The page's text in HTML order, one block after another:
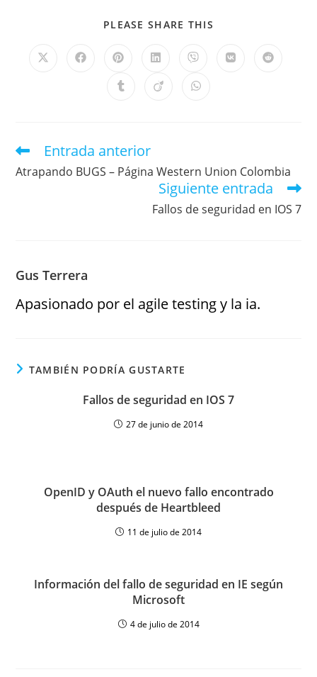
PLEASE SHARE THIS
Entrada anterior
Atrapando BUGS – Página Western Union Colombia
Siguiente entrada
Fallos de seguridad en IOS 7
Gus Terrera
Apasionado por el agile testing y la ia.
TAMBIÉN PODRÍA GUSTARTE
Fallos de seguridad en IOS 7
27 de junio de 2014
OpenID y OAuth el nuevo fallo encontrado
después de Heartbleed
11 de julio de 2014
Información del fallo de seguridad en IE según
Microsoft
4 de julio de 2014